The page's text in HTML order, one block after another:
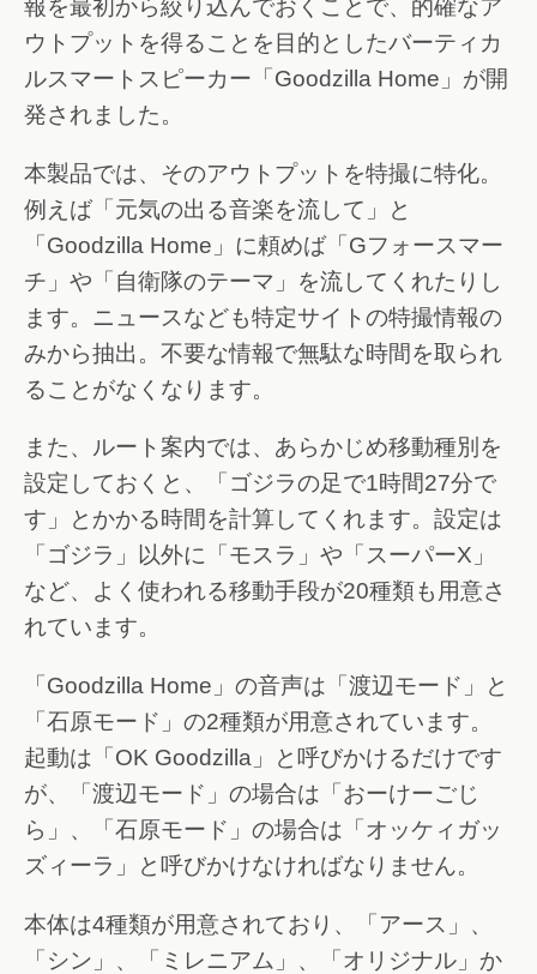
報を最初から絞り込んでおくことで、的確なア
ウトプットを得ることを目的としたバーティカ
ルスマートスピーカー「Goodzilla Home」が開
発されました。
本製品では、そのアウトプットを特撮に特化。
例えば「元気の出る音楽を流して」と
「Goodzilla Home」に頼めば「Gフォースマー
チ」や「自衛隊のテーマ」を流してくれたりし
ます。ニュースなども特定サイトの特撮情報の
みから抽出。不要な情報で無駄な時間を取られ
ることがなくなります。
また、ルート案内では、あらかじめ移動種別を
設定しておくと、「ゴジラの足で1時間27分で
す」とかかる時間を計算してくれます。設定は
「ゴジラ」以外に「モスラ」や「スーパーX」
など、よく使われる移動手段が20種類も用意さ
れています。
「Goodzilla Home」の音声は「渡辺モード」と
「石原モード」の2種類が用意されています。
起動は「OK Goodzilla」と呼びかけるだけです
が、「渡辺モード」の場合は「おーけーごじ
ら」、「石原モード」の場合は「オッケィガッ
ズィーラ」と呼びかけなければなりません。
本体は4種類が用意されており、「アース」、
「シン」、「ミレニアム」、「オリジナル」か